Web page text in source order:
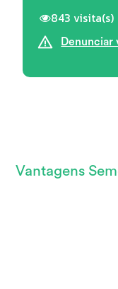
843 visita(s)
Denunciar
Vantagens